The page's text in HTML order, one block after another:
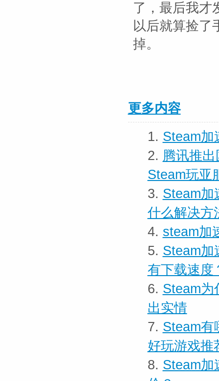
了，最后我才
以后就算捡了
掉。
更多内容
1. Steam加
2. 腾讯推
Steam玩亚
3. Steam加
什么解决方
4. steam加
5. Steam加
有下载速度
6. Steam为
出实情
7. Steam有
好玩游戏推
8. Steam加